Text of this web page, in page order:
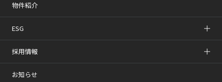
物件紹介
ESG
採用情報
お知らせ